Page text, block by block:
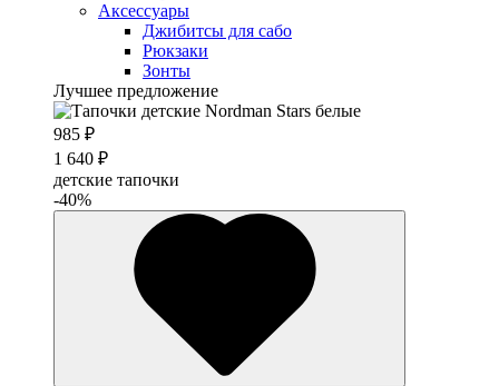
Аксессуары
Джибитсы для сабо
Рюкзаки
Зонты
Лучшее предложение
985 ₽
1 640 ₽
детские тапочки
-40%